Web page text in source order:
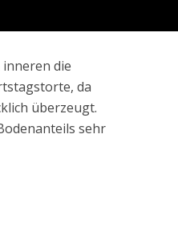
die
da
überzeugt.
sehr